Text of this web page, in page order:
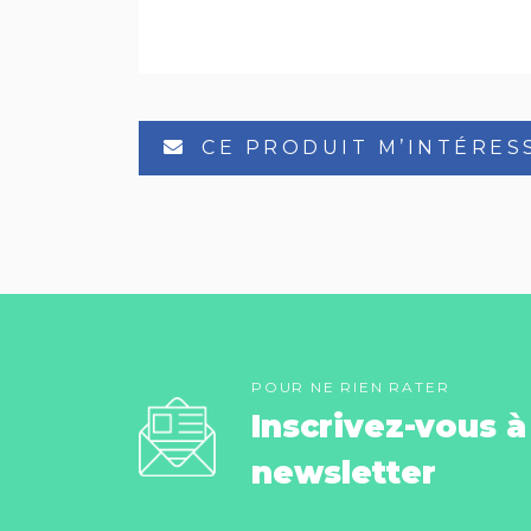
CE PRODUIT
POUR NE RIEN RATER
Inscrivez-vous
newsletter